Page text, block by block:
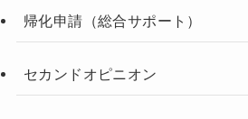
帰化申請（総合サポート）
セカンドオピニオン